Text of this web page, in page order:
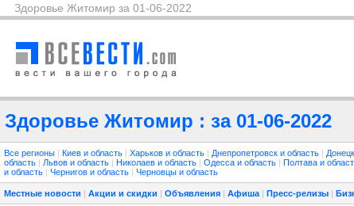
Здоровье Житомир за 01-06-2022
Здоровье Житомир : за 01-06-2022
Все регионы | Киев и область | Харьков и область | Днепропетровск и область |
область | Львов и область | Николаев и область | Одесса и область | Полтава и
и область | Чернигов и область | Черновцы и область
Местные новости | Акции и скидки | Объявления | Афиша | Пресс-релизы |